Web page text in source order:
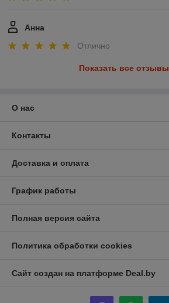
Анна
Отлично
Показать все отзывы
О нас
Контакты
Доставка и оплата
График работы
Полная версия сайта
Политика обработки cookies
Сайт создан на платформе Deal.by